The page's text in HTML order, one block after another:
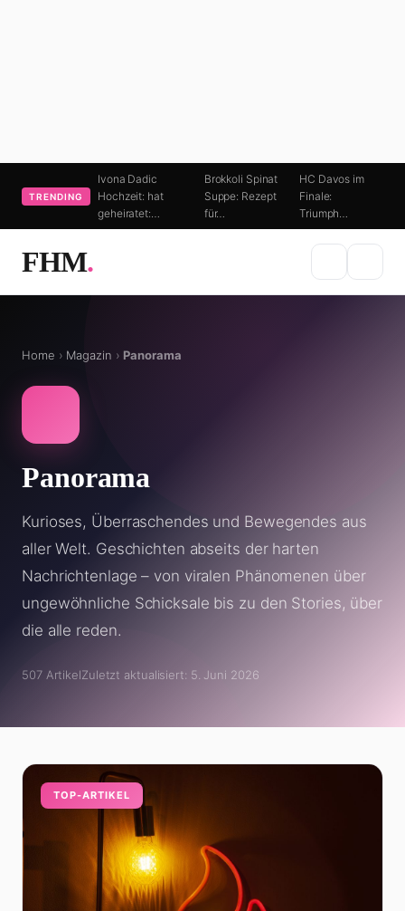
TRENDING
Ivona Dadic
Hochzeit: hat
geheiratet:…
Brokkoli Spinat
Suppe: Rezept
für…
HC Davos im
Finale:
Triumph…
FHM.
Home › Magazin › Panorama
Panorama
Kurioses, Überraschendes und Bewegendes aus
aller Welt. Geschichten abseits der harten
Nachrichtenlage – von viralen Phänomenen über
ungewöhnliche Schicksale bis zu den Stories, über
die alle reden.
507 ArtikelZuletzt aktualisiert: 5. Juni 2026
TOP-ARTIKEL